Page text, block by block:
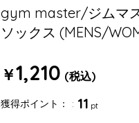
gym master/ジムマ
ソックス (MENS/
￥1,210 (税込)
獲得ポイント： 11 pt